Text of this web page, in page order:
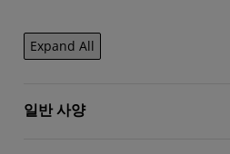
Expand All
일반 사양